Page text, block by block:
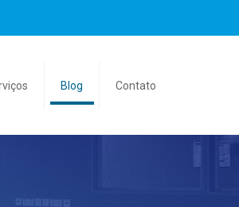
Blog Contato